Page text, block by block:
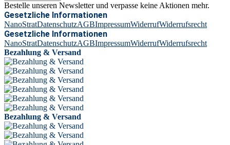
Bestelle unseren Newsletter und verpasse keine Aktionen mehr.
Gesetzliche Informationen
NanoStratDatenschutzAGBImpressumWiderrufWiderrufsrecht
Gesetzliche Informationen
NanoStratDatenschutzAGBImpressumWiderrufWiderrufsrecht
Bezahlung & Versand
Bezahlung & Versand